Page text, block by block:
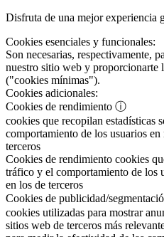
Disfruta de una mejor experiencia
Cookies esenciales y funcionales:
Son necesarias, respectivamente,
nuestro sitio web y proporcionarte
("cookies mínimas").
Cookies adicionales:
Cookies de rendimiento ⓘ
cookies que recopilan estadísticas
comportamiento de los usuarios
terceros
Cookies de rendimiento cookies
tráfico y el comportamiento de los
en los de terceros
Cookies de publicidad/
cookies utilizadas para mostrar
sitios web de terceros más